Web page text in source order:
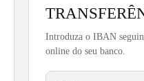
Introduza o IBAN
online do seu banco.